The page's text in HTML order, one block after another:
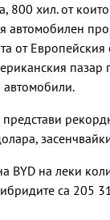
800 хил. от
автомобилен
от
автомобили.
на леки
са 205